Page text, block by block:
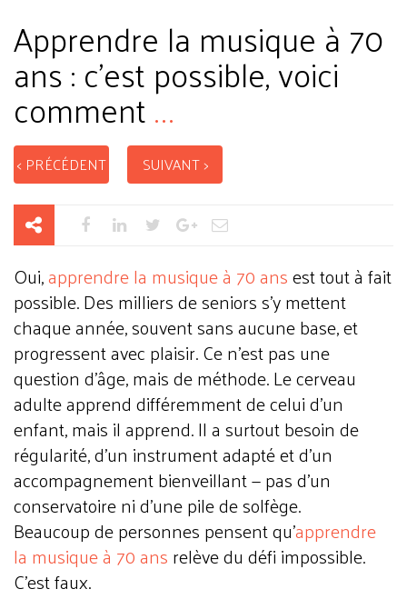
Apprendre la musique à 70
ans : c'est possible, voici
comment...
< PRÉCÉDENT SUIVANT >
Oui,apprendre la musique à 70 ansest tout à fait
possible. Des milliers de seniors s'y mettent
chaque année, souvent sans aucune base, et
progressent avec plaisir. Ce n'est pas une
question d'âge, mais de méthode. Le cerveau
adulte apprend différemment de celui d'un
enfant, mais il apprend. Il a surtout besoin de
régularité, d'un instrument adapté et d'un
accompagnement bienveillant — pas d'un
conservatoire ni d'une pile de solfège.
Beaucoup de personnes pensent qu'apprendre
la musique à 70 ansrelève du défi impossible.
C'est faux.